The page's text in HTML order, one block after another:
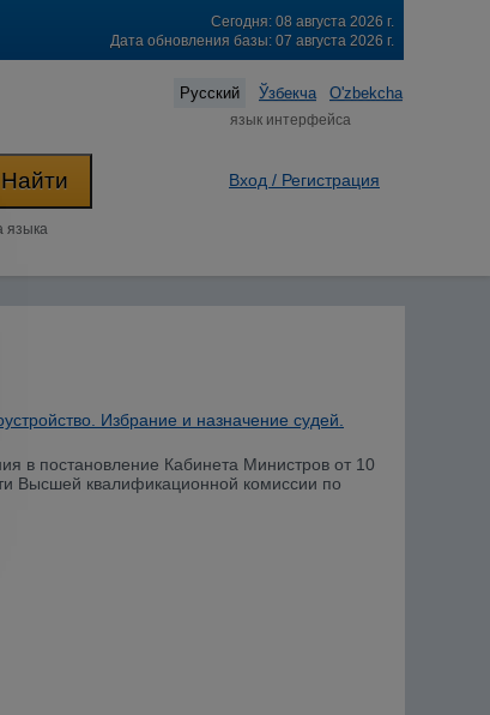
Сегодня: 08 августа 2026 г.
Дата обновления базы: 07 августа 2026 г.
Русский Ўзбекча O'zbekcha
язык интерфейса
языка
Вход / Регистрация
Избрание и назначение судей.
в постановление Кабинета Министров от 10
Высшей квалификационной комиссии по